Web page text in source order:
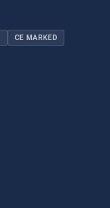
CE MARKED